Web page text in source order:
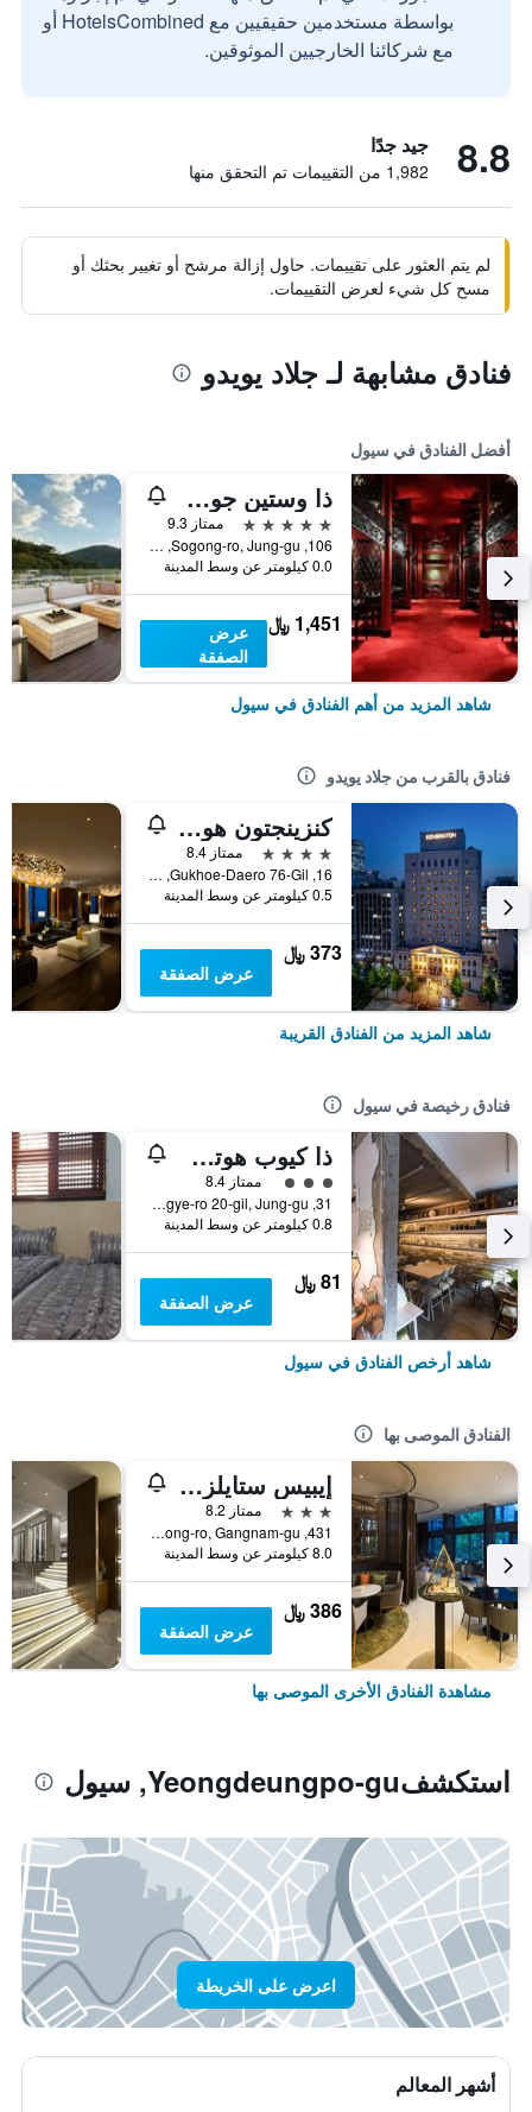
بواسطة مستخدمين حقيقيين مع HotelsCombined أو
مع شركائنا الخارجيين الموثوقين.
8.8 جيد جدًا
1,982 من التقييمات تم التحقق منها
لم يتم العثور على تقييمات. حاول إزالة مرشح أو تغيير بحثك أو
مسح كل شيء لعرض التقييمات.
فنادق مشابهة لـ جلاد يويدو
أفضل الفنادق في سيول
ذا وستين جوسون سول
5 نجوم
ممتاز 9.3
106, Sogong-ro, Jung-gu, سيول, كوريا الجنوبية
0.0 كيلومتر عن وسط المدينة
1,451 ﷼
عرض
الصفقة
شاهد المزيد من أهم الفنادق في سيول
فنادق بالقرب من جلاد يويدو
كنزينجتون هوتل يويدو سيول
4 نجوم
ممتاز 8.4
16, Gukhoe-Daero 76-Gil, سيول, كوريا الجنوبية
0.5 كيلومتر عن وسط المدينة
373 ﷼
عرض الصفقة
شاهد المزيد من الفنادق القريبة
فنادق رخيصة في سيول
ذا كيوب هوتل - دار ضيافة
تقييم فئة 3ممتاز 8.4
31, Toegye-ro 20-gil, Jung-gu, سيول, كوريا الجنوبية
0.8 كيلومتر عن وسط المدينة
81 ﷼
عرض الصفقة
شاهد أرخص الفنادق في سيول
الفنادق الموصى بها
إيبيس ستايلز أمباسادور سيول غانغنام
3 نجوم
ممتاز 8.2
431, Samseong-ro, Gangnam-gu, سيول, كوريا الجنوبية
8.0 كيلومتر عن وسط المدينة
386 ﷼
عرض الصفقة
مشاهدة الفنادق الأخرى الموصى بها
استكشفYeongdeungpo-gu, سيول
اعرض على الخريطة
أشهر المعالم